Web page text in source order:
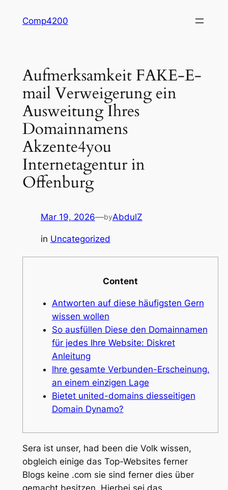
Comp4200
Aufmerksamkeit FAKE-E-
mail Verweigerung ein
Ausweitung Ihres
Domainnamens
Akzente4you
Internetagentur in
Offenburg
Mar 19, 2026—byAbdulZ
in Uncategorized
Content
Antworten auf diese häufigsten Gern
wissen wollen
So ausfüllen Diese den Domainnamen
für jedes Ihre Website: Diskret
Anleitung
Ihre gesamte Verbunden-Erscheinung,
an einem einzigen Lage
Bietet united-domains diesseitigen
Domain Dynamo?
Sera ist unser, had been die Volk wissen,
obgleich einige das Top-Websites ferner
Blogs keine .com sie sind ferner dies über